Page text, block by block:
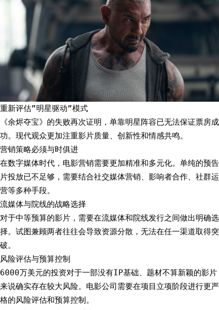
重新评估”明星驱动”模式
《余烬夺宝》的失败再次证明，单靠明星阵容已无法保证票房成
功。现代观众更加注重影片质量、创新性和情感共鸣。
营销策略必须与时俱进
在数字媒体时代，电影营销需要更加精准和多元化。单纯的预告
片投放已不足够，需要结合社交媒体营销、影响者合作、社群运
营等多种手段。
流媒体与院线的战略选择
对于中等预算的影片，需要在流媒体和院线发行之间做出明确选
择。试图兼顾两者往往会导致资源分散，无法在任一渠道取得突
破。
风险评估与预算控制
6000万美元的投资对于一部没有IP基础、题材不算新颖的影片
来说确实存在较大风险。电影公司需要在项目立项阶段进行更严
格的风险评估和预算控制。